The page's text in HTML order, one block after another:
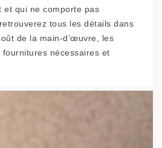
et qui ne comporte pas
tous les détails dans
de la main-d’œuvre, les
nécessaires et